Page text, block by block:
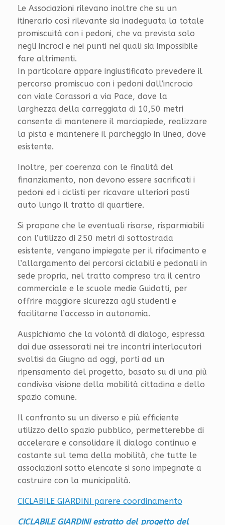
Le Associazioni rilevano inoltre che su un
itinerario così rilevante sia inadeguata la totale
promiscuità con i pedoni, che va prevista solo
negli incroci e nei punti nei quali sia impossibile
fare altrimenti.
In particolare appare ingiustificato prevedere il
percorso promiscuo con i pedoni dall’incrocio
con viale Corassori a via Pace, dove la
larghezza della carreggiata di 10,50 metri
consente di mantenere il marciapiede, realizzare
la pista e mantenere il parcheggio in linea, dove
esistente.
Inoltre, per coerenza con le finalità del
finanziamento, non devono essere sacrificati i
pedoni ed i ciclisti per ricavare ulteriori posti
auto lungo il tratto di quartiere.
Si propone che le eventuali risorse, risparmiabili
con l’utilizzo di 250 metri di sottostrada
esistente, vengano impiegate per il rifacimento e
l’allargamento dei percorsi ciclabili e pedonali in
sede propria, nel tratto compreso tra il centro
commerciale e le scuole medie Guidotti, per
offrire maggiore sicurezza agli studenti e
facilitarne l’accesso in autonomia.
Auspichiamo che la volontà di dialogo, espressa
dai due assessorati nei tre incontri interlocutori
svoltisi da Giugno ad oggi, porti ad un
ripensamento del progetto, basato su di una più
condivisa visione della mobilità cittadina e dello
spazio comune.
Il confronto su un diverso e più efficiente
utilizzo dello spazio pubblico, permetterebbe di
accelerare e consolidare il dialogo continuo e
costante sul tema della mobilità, che tutte le
associazioni sotto elencate si sono impegnate a
costruire con la municipalità.
CICLABILE GIARDINI parere coordinamento
CICLABILE GIARDINI estratto del progetto del